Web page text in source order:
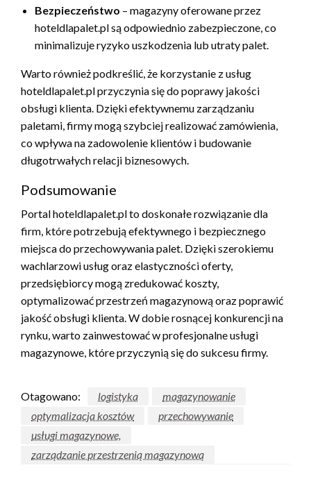
Bezpieczeństwo – magazyny oferowane przez
hoteldlapalet.pl są odpowiednio zabezpieczone, co
minimalizuje ryzyko uszkodzenia lub utraty palet.
Warto również podkreślić, że korzystanie z usług
hoteldlapalet.pl przyczynia się do poprawy jakości
obsługi klienta. Dzięki efektywnemu zarządzaniu
paletami, firmy mogą szybciej realizować zamówienia,
co wpływa na zadowolenie klientów i budowanie
długotrwałych relacji biznesowych.
Podsumowanie
Portal hoteldlapalet.pl to doskonałe rozwiązanie dla
firm, które potrzebują efektywnego i bezpiecznego
miejsca do przechowywania palet. Dzięki szerokiemu
wachlarzowi usług oraz elastyczności oferty,
przedsiębiorcy mogą zredukować koszty,
optymalizować przestrzeń magazynową oraz poprawić
jakość obsługi klienta. W dobie rosnącej konkurencji na
rynku, warto zainwestować w profesjonalne usługi
magazynowe, które przyczynią się do sukcesu firmy.
Otagowano: logistyka
magazynowanie
optymalizacja kosztów
przechowywanie
usługi magazynowe,
zarządzanie przestrzenią magazynową